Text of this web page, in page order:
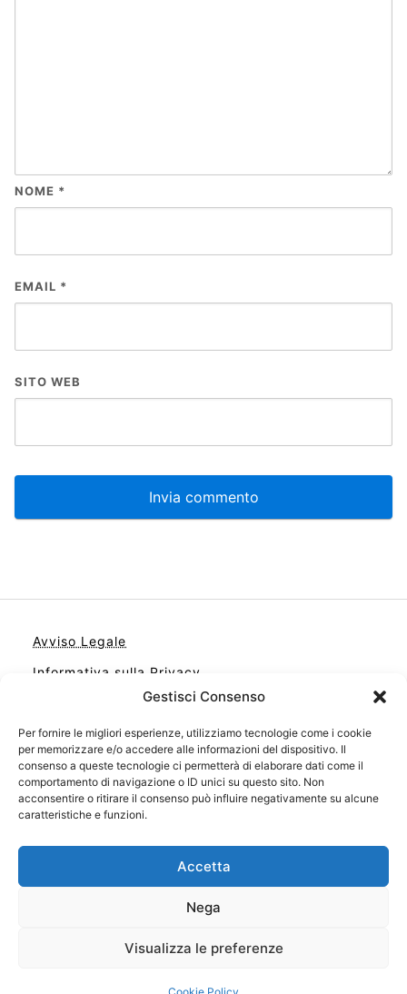
Gestisci Consenso
Per fornire le migliori esperienze, utilizziamo tecnologie come i cookie
per memorizzare e/o accedere alle informazioni del dispositivo. Il
consenso a queste tecnologie ci permetterà di elaborare dati come il
comportamento di navigazione o ID unici su questo sito. Non
acconsentire o ritirare il consenso può influire negativamente su alcune
caratteristiche e funzioni.
Accetta
Nega
Visualizza le preferenze
NOME *
EMAIL *
SITO WEB
Avviso Legale
Informativa sulla Privacy
Contatto
Cookie Policy (UE)